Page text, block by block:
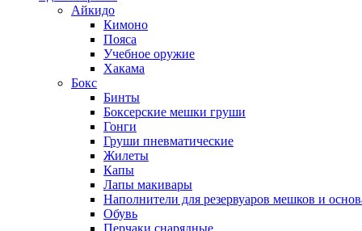
Айкидо
Кимоно
Пояса
Учебное оружие
Хакама
Бокс
Бинты
Боксерские мешки груши
Гонги
Груши пневматические
Жилеты
Капы
Лапы макивары
Наполнители для резервуаров мешков и
Обувь
Перчаки снарядные